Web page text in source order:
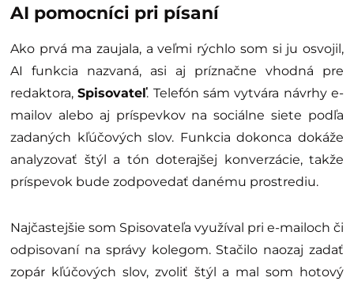
AI pomocníci pri písaní
Ako prvá ma zaujala, a veľmi rýchlo som si ju osvojil,
AI funkcia nazvaná, asi aj príznačne vhodná pre
redaktora,Spisovateľ. Telefón sám vytvára návrhy e-
mailov alebo aj príspevkov na sociálne siete podľa
zadaných kľúčových slov. Funkcia dokonca dokáže
analyzovať štýl a tón doterajšej konverzácie, takže
príspevok bude zodpovedať danému prostrediu.
Najčastejšie som Spisovateľa využíval pri e-mailoch či
odpisovaní na správy kolegom. Stačilo naozaj zadať
zopár kľúčových slov, zvoliť štýl a mal som hotový